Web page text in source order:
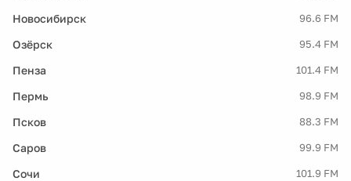
Новосибирск 96.6 FM
Озёрск 95.4 FM
Пенза 101.4 FM
Пермь 98.9 FM
Псков 88.3 FM
Саров 99.9 FM
Сочи 101.9 FM